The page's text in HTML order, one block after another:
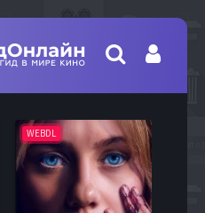
WEBDL